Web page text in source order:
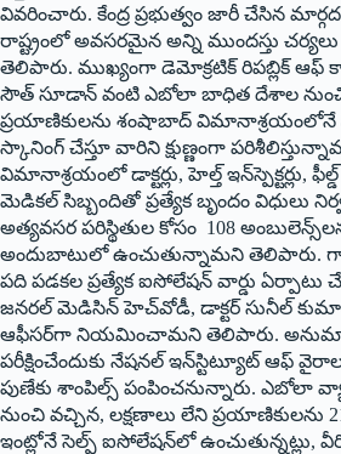
వివరించారు. కేంద్ర ప్రభుత్వం జారీ చేసిన
రాష్ట్రంలో అవసరమైన అన్ని ముందస్తు చర్యలు
తెలిపారు. ముఖ్యంగా డెమోక్రటిక్ రిపబ్లిక్ ఆఫ్
సౌత్ సూడాన్ వంటి ఎబోలా బాధిత దేశాల
ప్రయాణికులను శంషాబాద్ విమానాశ్రయంలోనే
స్కానింగ్ చేస్తూ వారిని క్షుణ్ణంగా
విమానాశ్రయంలో డాక్టర్లు, హెల్త్ ఇన్‌స్పెక్టర్లు,
మెడికల్ సిబ్బందితో ప్రత్యేక బృందం విధులు
అత్యవసర పరిస్థితుల కోసం 108
అందుబాటులో ఉంచుతున్నామని తెలిపారు.
పది పడకల ప్రత్యేక ఐసోలేషన్ వార్డు ఏర్పాటు
జనరల్ మెడిసిన్ హెచ్‌వోడీ, డాక్టర్ సునీల్
ఆఫీసర్‌గా నియమించామని తెలిపారు.
పరీక్షించేందుకు నేషనల్ ఇన్‌స్టిట్యూట్ ఆఫ్
పుణేకు శాంపిల్స్ పంపించనున్నారు. ఎబోలా
నుంచి వచ్చిన, లక్షణాలు లేని ప్రయాణికులను
ఇంట్లోనే సెల్ఫ్ ఐసోలేషన్‌లో ఉంచుతున్నట్లు,